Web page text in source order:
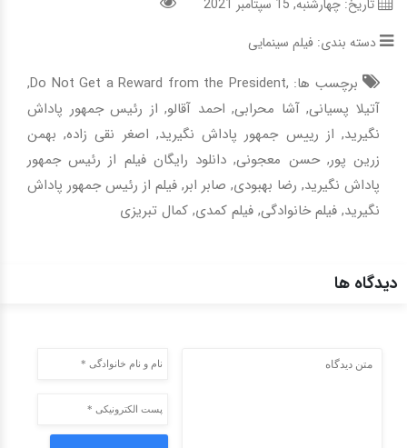
تاریخ: چهارشنبه, 15 سپتامبر 2021
دسته بندی: فیلم سینمایی
برچسب ها: ,Do Not Get a Reward from the President
,
آتیلا پسیانی,آشا محرابی, احمد آقالو, از رئیس جمهور پاداش
نگیرید, از رییس جمهور پاداش نگیرید, اصغر نقی زاده, بهمن
زرین پور,حسن معجونی, دانلود رایگان فیلم از رئیس جمهور
پاداش نگیرید, رضا بهبودی, صابر ابر, فیلم از رئیس جمهور پاداش
نگیرید, فیلم خانوادگی, فیلم کمدی, کمال تبریزی
دیدگاه ها